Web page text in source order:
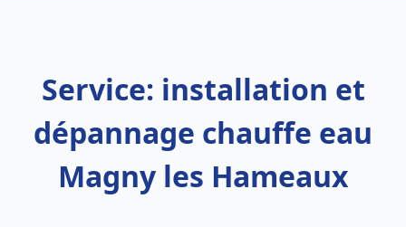
Service: installation et
dépannage chauffe eau
Magny les Hameaux